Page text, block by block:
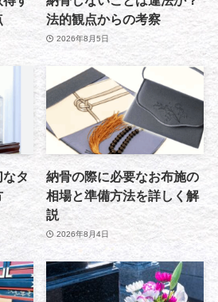
法的観点からの考察
2026年8月5日
なタ
納骨の際に必要なお布施の
相場と準備方法を詳しく解
説
2026年8月4日